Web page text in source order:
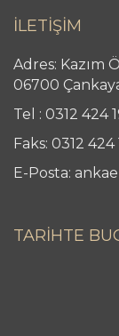
İLETİŞİM
Adres: Kazım
06700
Tel : 0312 424
Faks: 0312 424
E-Posta:
TARİHTE